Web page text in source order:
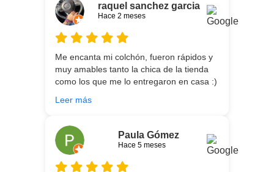
raquel sanchez garcia
Hace 2 meses
Me encanta mi colchón, fueron rápidos y
muy amables tanto la chica de la tienda
como los que me lo entregaron en casa :)
meses después:) son todos un encanto y
canapé, una entrega rapidísima y fácil
comunicación con los repartidores que lo
traen y montan :) encantada
Leer más
Paula Gómez
Hace 5 meses